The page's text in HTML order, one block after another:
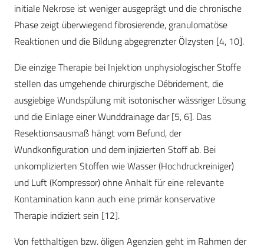
initiale Nekrose ist weniger ausgeprägt und die chronische
Phase zeigt überwiegend fibrosierende, granulomatöse
Reaktionen und die Bildung abgegrenzter Ölzysten [4, 10].
Die einzige Therapie bei Injektion unphysiologischer Stoffe
stellen das umgehende chirurgische Débridement, die
ausgiebige Wundspülung mit isotonischer wässriger Lösung
und die Einlage einer Wunddrainage dar [5, 6]. Das
Resektionsausmaß hängt vom Befund, der
Wundkonfiguration und dem injizierten Stoff ab. Bei
unkomplizierten Stoffen wie Wasser (Hochdruckreiniger)
und Luft (Kompressor) ohne Anhalt für eine relevante
Kontamination kann auch eine primär konservative
Therapie indiziert sein [12].
Von fetthaltigen bzw. öligen Agenzien geht im Rahmen der